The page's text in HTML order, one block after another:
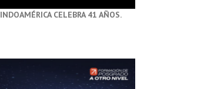
INDOAMÉRICA CELEBRA 41 AÑOS.